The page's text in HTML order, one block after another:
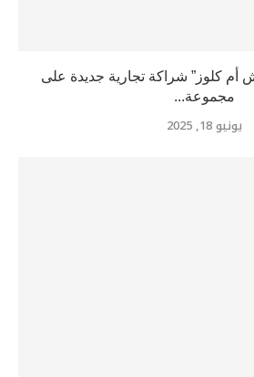
أم كلوز” شراكة تجارية جديدة على
مجموعة...
يونيو 18, 2025